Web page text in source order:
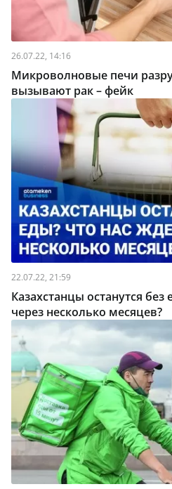
26.07.22, 14:16
Микроволновые печи
вызывают рак – фейк
22.07.22, 21:59
Казахстанцы останутся без
через несколько месяцев?